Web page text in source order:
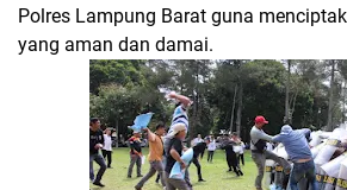
Polres Lampung Barat guna
yang aman dan damai.